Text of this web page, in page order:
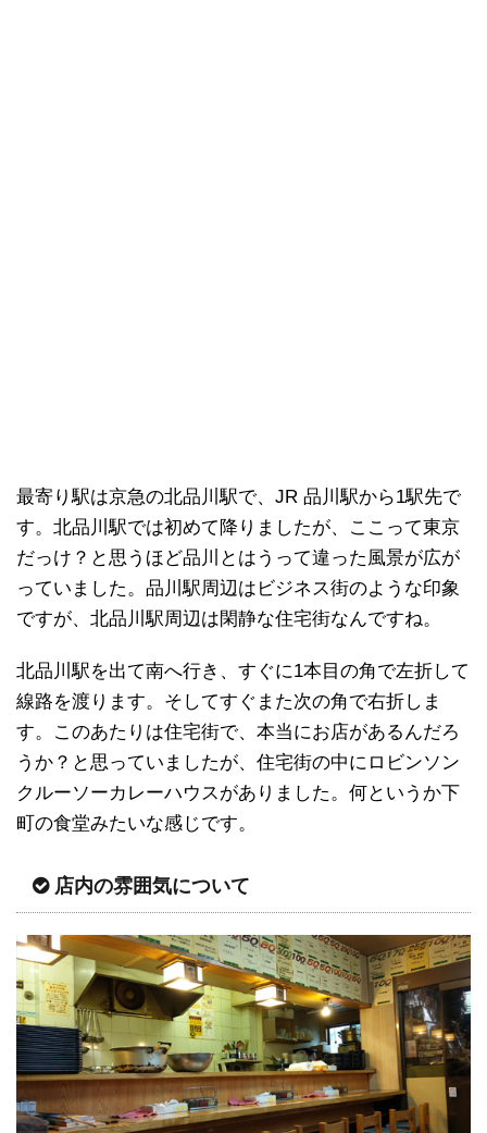
最寄り駅は京急の北品川駅で、JR 品川駅から1駅先で
す。北品川駅では初めて降りましたが、ここって東京
だっけ？と思うほど品川とはうって違った風景が広が
っていました。品川駅周辺はビジネス街のような印象
ですが、北品川駅周辺は閑静な住宅街なんですね。
北品川駅を出て南へ行き、すぐに1本目の角で左折して
線路を渡ります。そしてすぐまた次の角で右折しま
す。このあたりは住宅街で、本当にお店があるんだろ
うか？と思っていましたが、住宅街の中にロビンソン
クルーソーカレーハウスがありました。何というか下
町の食堂みたいな感じです。
店内の雰囲気について